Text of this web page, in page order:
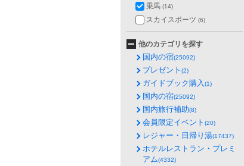
乗馬 (14)
スカイスポーツ (6)
他のカテゴリを探す
国内の宿(25092)
プレゼント (2)
ガイドブック購入(1)
国内の宿(25092)
国内旅行補助(8)
会員限定イベント (20)
レジャー・日帰り湯(17437)
ホテルレストラン・プレミ
アム(4332)